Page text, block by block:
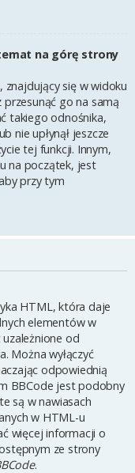
na górę strony
znajdujący się w widoku
go na samą
takiego odnośnika,
nie upłynął jeszcze
tej funkcji. Innym,
na początek, jest
przy tym
HTML, która daje
elementów w
od
Można wyłączyć
odpowiednią
BBCode jest podobny
są w nawiasach
w HTML-u
więcej informacji o
ze strony
.